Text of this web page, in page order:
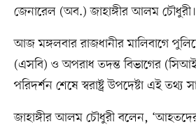
জেনারেল (অব.) জাহাঙ্গীর আলম চৌধুরী।
আজ মঙ্গলবার রাজধানীর মালিবাগে
(এসবি) ও অপরাধ তদন্ত বিভাগের
পরিদর্শন শেষে স্বরাষ্ট্র উপদেষ্টা এই তথ্য
জাহাঙ্গীর আলম চৌধুরী বলেন,